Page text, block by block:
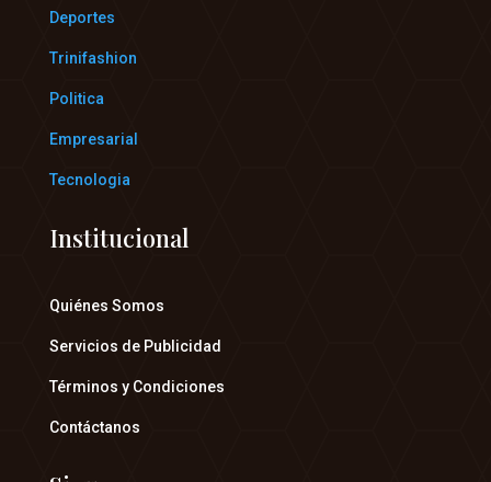
Deportes
Trinifashion
Politica
Empresarial
Tecnologia
Institucional
Quiénes Somos
Servicios de Publicidad
Términos y Condiciones
Contáctanos